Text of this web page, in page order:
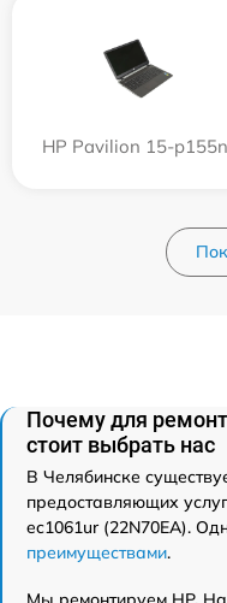
HP Pavilion 15-
Почему для
стоит выбрать нас
В Челябинске
предоставляющих
ec1061ur (22N70EA).
преимуществами.